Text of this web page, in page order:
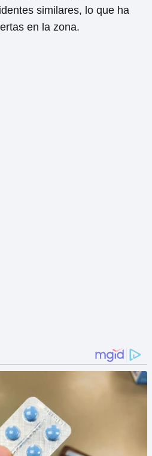
similares, lo que ha
en la zona.